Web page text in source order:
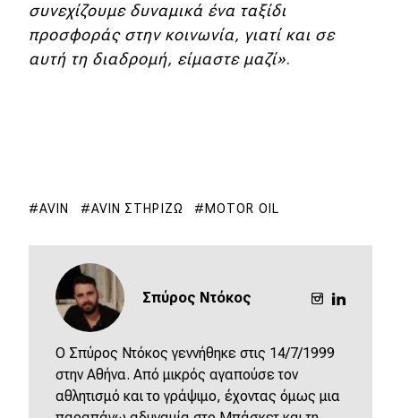
eDRIVE
DRIVE USED
συνεχίζουμε δυναμικά ένα ταξίδι
προσφοράς στην κοινωνία, γιατί και σε
αυτή τη διαδρομή, είμαστε μαζί».
AVIN AVIN ΣΤΗΡΊΖΩ MOTOR OIL
Σπύρος Ντόκος
O Σπύρος Ντόκος γεννήθηκε στις 14/7/1999
στην Αθήνα. Από μικρός αγαπούσε τον
αθλητισμό και το γράψιμο, έχοντας όμως μια